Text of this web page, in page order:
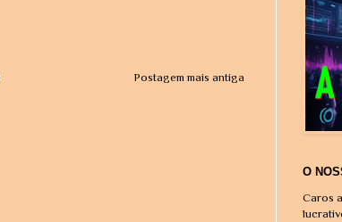
Postagem mais antiga
O
Caros